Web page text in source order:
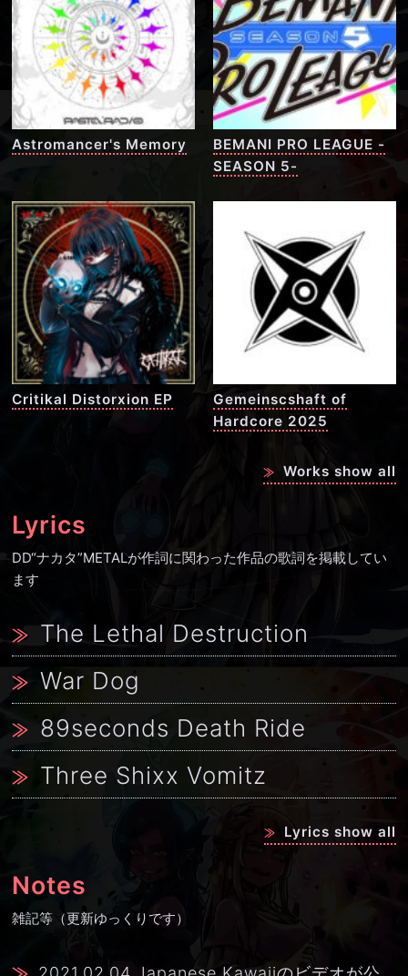
Astromancer's Memory
BEMANI PRO LEAGUE -
SEASON 5-
Critikal Distorxion EP
Gemeinscshaft of
Hardcore 2025
Works show all
Lyrics
DD“ナカタ”METALが作詞に関わった作品の歌詞を掲載してい
ます
The Lethal Destruction
War Dog
89seconds Death Ride
Three Shixx Vomitz
Lyrics show all
Notes
雑記等（更新ゆっくりです）